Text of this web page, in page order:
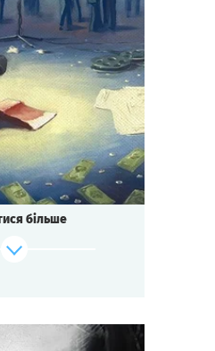
Дивитися сценарій
7-16
2-3 год.
Детектив
Квесторія
готель.
блокбастеру.
мертвим.
більше